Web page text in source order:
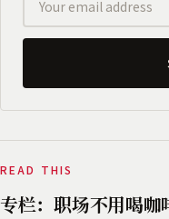
READ THIS
专栏：职场不用喝咖